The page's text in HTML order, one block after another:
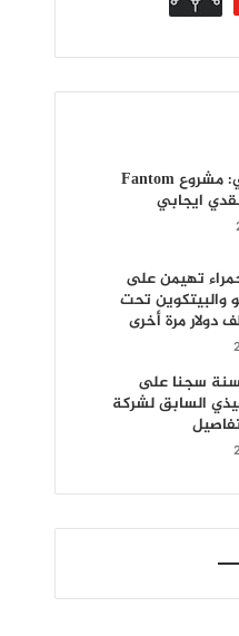
أندريه كروني: مشروع Fantom
ايجابي
تهيمن على
والبيتكوين تحت
بـ 12 سنة سجنا على
السابق لشركة